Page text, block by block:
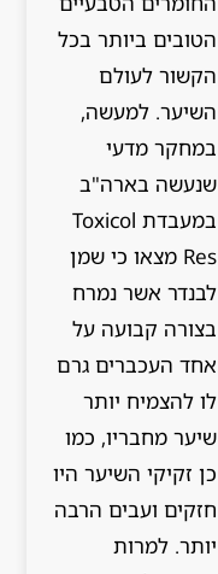
הטובים ביותר בכל
הקשור לעולם
השיער. למעשה,
במחקר מדעי
שנעשה בארה"ב
במעבדת Toxicol
Res מצאו כי שמן
לבנדר אשר נמרח
בצורה קבועה על
אחד העכברים גרם
לו להצמיח יותר
שיער מחבריו, כמו
כן זקיקי השיער היו
חזקים ועבים הרבה
יותר. למרות